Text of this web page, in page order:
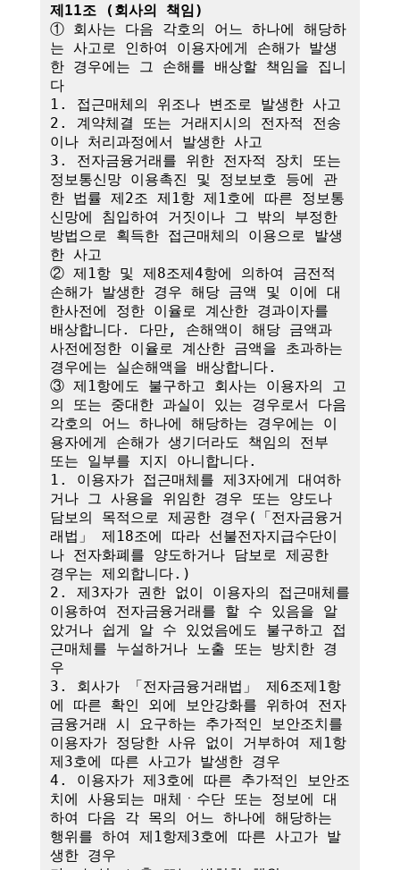
제11조 (회사의 책임)
① 회사는 다음 각호의 어느 하나에 해당하
는 사고로 인하여 이용자에게 손해가 발생
한 경우에는 그 손해를 배상할 책임을 집니
다
1. 접근매체의 위조나 변조로 발생한 사고
2. 계약체결 또는 거래지시의 전자적 전송
이나 처리과정에서 발생한 사고
3. 전자금융거래를 위한 전자적 장치 또는
정보통신망 이용촉진 및 정보보호 등에 관
한 법률 제2조 제1항 제1호에 따른 정보통
신망에 침입하여 거짓이나 그 밖의 부정한
방법으로 획득한 접근매체의 이용으로 발생
한 사고
② 제1항 및 제8조제4항에 의하여 금전적
손해가 발생한 경우 해당 금액 및 이에 대
한사전에 정한 이율로 계산한 경과이자를
배상합니다. 다만, 손해액이 해당 금액과
사전에정한 이율로 계산한 금액을 초과하는
경우에는 실손해액을 배상합니다.
③ 제1항에도 불구하고 회사는 이용자의 고
의 또는 중대한 과실이 있는 경우로서 다음
각호의 어느 하나에 해당하는 경우에는 이
용자에게 손해가 생기더라도 책임의 전부
또는 일부를 지지 아니합니다.
1. 이용자가 접근매체를 제3자에게 대여하
거나 그 사용을 위임한 경우 또는 양도나
담보의 목적으로 제공한 경우(「전자금융거
래법」 제18조에 따라 선불전자지급수단이
나 전자화폐를 양도하거나 담보로 제공한
경우는 제외합니다.)
2. 제3자가 권한 없이 이용자의 접근매체를
이용하여 전자금융거래를 할 수 있음을 알
았거나 쉽게 알 수 있었음에도 불구하고 접
근매체를 누설하거나 노출 또는 방치한 경
우
3. 회사가 「전자금융거래법」 제6조제1항
에 따른 확인 외에 보안강화를 위하여 전자
금융거래 시 요구하는 추가적인 보안조치를
이용자가 정당한 사유 없이 거부하여 제1항
제3호에 따른 사고가 발생한 경우
4. 이용자가 제3호에 따른 추가적인 보안조
치에 사용되는 매체ㆍ수단 또는 정보에 대
하여 다음 각 목의 어느 하나에 해당하는
행위를 하여 제1항제3호에 따른 사고가 발
생한 경우